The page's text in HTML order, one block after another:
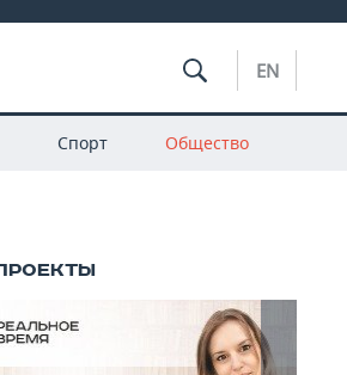
EN
Спорт Общество